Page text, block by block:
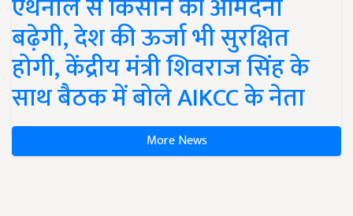
एथेनॉल से किसान की आमदनी
बढ़ेगी, देश की ऊर्जा भी सुरक्षित
होगी, केंद्रीय मंत्री शिवराज सिंह के
साथ बैठक में बोले AIKCC के नेता
More News